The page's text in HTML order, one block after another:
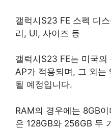
갤럭시S23 FE 스펙 디
리, UI, 사이즈 등
갤럭시S23 FE는 미국
AP가 적용되며, 그 외는
될 예정입니다.
RAM의 경우에는 8GB
은 128GB와 256GB 두